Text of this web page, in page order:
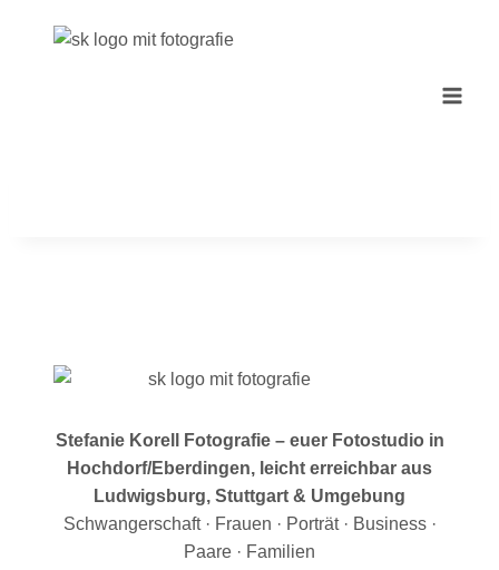
Stefanie Korell Fotografie – euer Fotostudio in
Hochdorf/Eberdingen, leicht erreichbar aus
Ludwigsburg, Stuttgart & Umgebung
Schwangerschaft · Frauen · Porträt · Business ·
Paare · Familien